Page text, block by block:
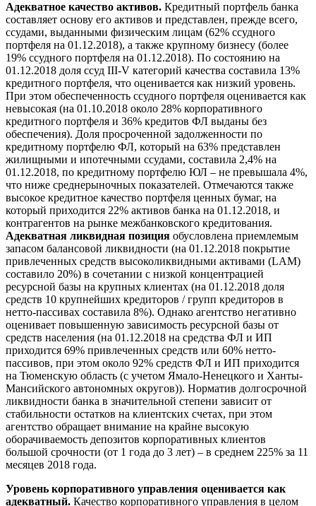
Адекватное качество активов. Кредитный портфель банка
составляет основу его активов и представлен, прежде всего,
ссудами, выданными физическим лицам (62% ссудного
портфеля на 01.12.2018), а также крупному бизнесу (более
19% ссудного портфеля на 01.12.2018). По состоянию на
01.12.2018 доля ссуд III-V категорий качества составила 13%
кредитного портфеля, что оценивается как низкий уровень.
При этом обеспеченность ссудного портфеля оценивается как
невысокая (на 01.10.2018 около 28% корпоративного
кредитного портфеля и 36% кредитов ФЛ выданы без
обеспечения). Доля просроченной задолженности по
кредитному портфелю ФЛ, который на 63% представлен
жилищными и ипотечными ссудами, составила 2,4% на
01.12.2018, по кредитному портфелю ЮЛ – не превышала 4%,
что ниже среднерыночных показателей. Отмечаются также
высокое кредитное качество портфеля ценных бумаг, на
который приходится 22% активов банка на 01.12.2018, и
контрагентов на рынке межбанковского кредитования.
Адекватная ликвидная позиция обусловлена приемлемым
запасом балансовой ликвидности (на 01.12.2018 покрытие
привлеченных средств высоколиквидными активами (LAM)
составило 20%) в сочетании с низкой концентрацией
ресурсной базы на крупных клиентах (на 01.12.2018 доля
средств 10 крупнейших кредиторов / групп кредиторов в
нетто-пассивах составила 8%). Однако агентство негативно
оценивает повышенную зависимость ресурсной базы от
средств населения (на 01.12.2018 на средства ФЛ и ИП
приходится 69% привлеченных средств или 60% нетто-
пассивов, при этом около 92% средств ФЛ и ИП приходится
на Тюменскую область (с учетом Ямало-Ненецкого и Ханты-
Мансийского автономных округов)). Норматив долгосрочной
ликвидности банка в значительной степени зависит от
стабильности остатков на клиентских счетах, при этом
агентство обращает внимание на крайне высокую
оборачиваемость депозитов корпоративных клиентов
большой срочности (от 1 года до 3 лет) – в среднем 225% за 11
месяцев 2018 года.
Уровень корпоративного управления оценивается как
адекватный. Качество корпоративного управления в целом